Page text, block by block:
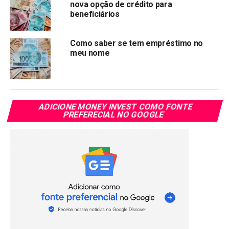
pequenos empreendedores que faturam até R$ 81.000,00
por ano. Ser um MEI oferece uma série de vantagens,
como a redução da carga tributária e a possibilidade de
emitir notas fiscais. Além disso, os MEIs têm acesso a
uma série de benefícios previdenciários, incluindo a
possibilidade de
Empréstimo MEI
Os bancos e instituições financeiras geralmente
mais baixas. Além disso, ser um MEI legalizado
demonstra profissionalismo e comprometimento, o que
pode aumentar suas chances de obter aprovação para um
empréstimo. Ter um CNPJ também é um requisito para
muitos tipos de empréstimos, e como MEI, você já possui
um. Isso torna o processo de solicitação de empréstimo
nova opção de crédito para
beneficiários
Como saber se tem empréstimo no
meu nome
ADICIONE MONEY INVEST COMO FONTE
PREFERECIAL NO GOOGLE